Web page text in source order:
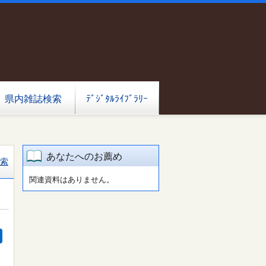
県内雑誌検索 ﾃﾞｼﾞﾀﾙﾗｲﾌﾞﾗﾘｰ
あなたへのお薦め
関連資料はありません。